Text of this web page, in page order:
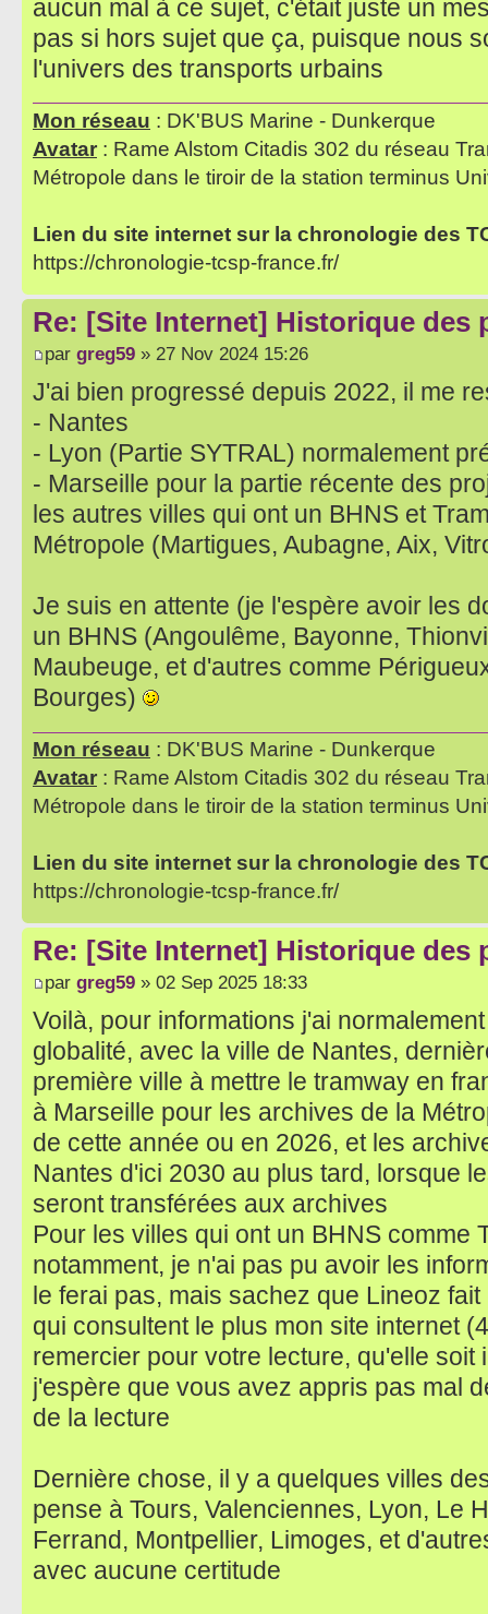
aucun mal à ce sujet, c'était juste un
pas si hors sujet que ça, puisque nous
l'univers des transports urbains
Mon réseau : DK'BUS Marine - Dunkerque
Avatar : Rame Alstom Citadis 302 du réseau
Métropole dans le tiroir de la station terminus
Lien du site internet sur la chronologie des
https://chronologie-tcsp-france.fr/
Re: [Site Internet] Historique des
par greg59 » 27 Nov 2024 15:26
J'ai bien progressé depuis 2022, il me
- Nantes
- Lyon (Partie SYTRAL) normalement
- Marseille pour la partie récente des
les autres villes qui ont un BHNS et
Métropole (Martigues, Aubagne, Aix,
Je suis en attente (je l'espère avoir les
un BHNS (Angoulême, Bayonne,
Maubeuge, et d'autres comme
Bourges)
Mon réseau : DK'BUS Marine - Dunkerque
Avatar : Rame Alstom Citadis 302 du réseau
Métropole dans le tiroir de la station terminus
Lien du site internet sur la chronologie des
https://chronologie-tcsp-france.fr/
Re: [Site Internet] Historique des
par greg59 » 02 Sep 2025 18:33
Voilà, pour informations j'ai
globalité, avec la ville de Nantes,
première ville à mettre le tramway en
à Marseille pour les archives de la
de cette année ou en 2026, et les
Nantes d'ici 2030 au plus tard, lorsque
seront transférées aux archives
Pour les villes qui ont un BHNS comme
notamment, je n'ai pas pu avoir les
le ferai pas, mais sachez que Lineoz
qui consultent le plus mon site internet
remercier pour votre lecture, qu'elle soit
j'espère que vous avez appris pas mal
de la lecture
Dernière chose, il y a quelques villes
pense à Tours, Valenciennes, Lyon, Le
Ferrand, Montpellier, Limoges, et
avec aucune certitude